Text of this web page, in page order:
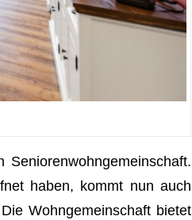
haben, kommt nun auch
Wohngemeinschaft bietet